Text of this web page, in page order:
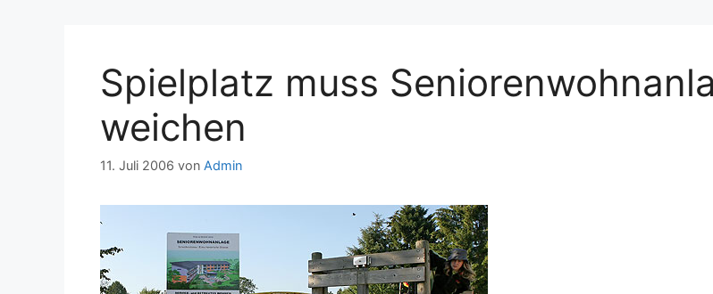
Spielplatz muss
weichen
11. Juli 2006 von Admin